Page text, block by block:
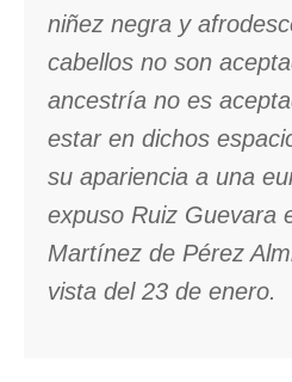
niñez negra y
cabellos no son
ancestría no es
estar en dichos
su apariencia a una
expuso Ruiz Guevara
Martínez de Pérez
vista del 23 de enero.